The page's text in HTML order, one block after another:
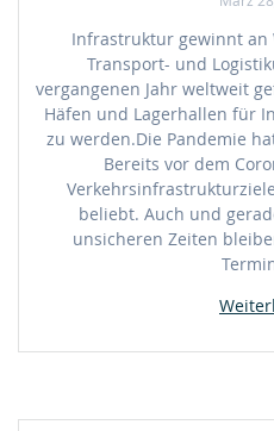
Infrastruktur gewinnt an
Transport- und
vergangenen Jahr weltweit
Häfen und Lagerhallen für
zu werden.Die Pandemie
Bereits vor dem
beliebt. Auch und
unsicheren Zeiten